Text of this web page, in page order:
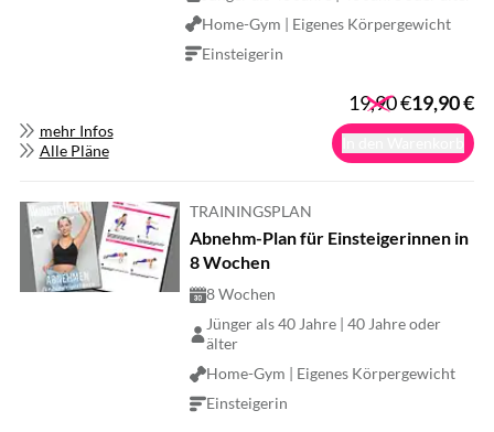
Home-Gym | Eigenes Körpergewicht
Einsteigerin
mehr Infos
Alle Pläne
19,90€19,90€
TRAININGSPLAN
Abnehm-Plan für Einsteigerinnen in
8 Wochen
8 Wochen
Jünger als 40 Jahre | 40 Jahre oder
älter
Home-Gym | Eigenes Körpergewicht
Einsteigerin